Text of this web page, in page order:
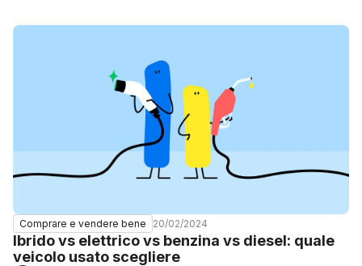
Comprare e vendere bene 20/02/2024
Ibrido vs elettrico vs benzina vs diesel: quale
veicolo usato scegliere